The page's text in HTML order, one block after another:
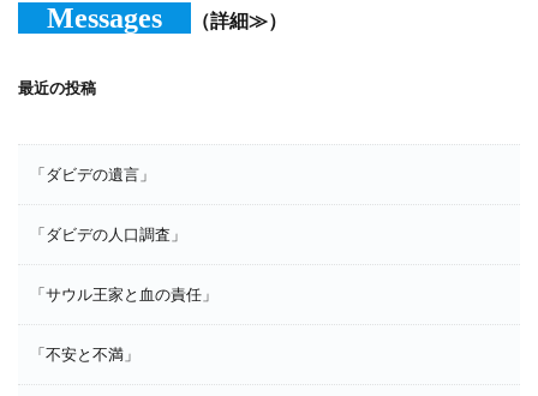
Messages （詳細≫）
最近の投稿
「ダビデの遺言」
「ダビデの人口調査」
「サウル王家と血の責任」
「不安と不満」